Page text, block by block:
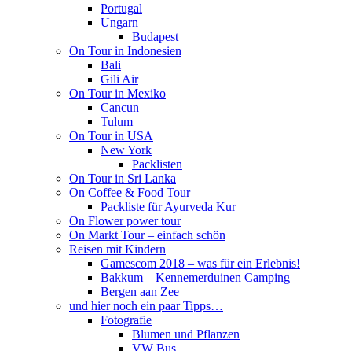
Portugal
Ungarn
Budapest
On Tour in Indonesien
Bali
Gili Air
On Tour in Mexiko
Cancun
Tulum
On Tour in USA
New York
Packlisten
On Tour in Sri Lanka
On Coffee & Food Tour
Packliste für Ayurveda Kur
On Flower power tour
On Markt Tour – einfach schön
Reisen mit Kindern
Gamescom 2018 – was für ein Erlebnis!
Bakkum – Kennemerduinen Camping
Bergen aan Zee
und hier noch ein paar Tipps…
Fotografie
Blumen und Pflanzen
VW Bus